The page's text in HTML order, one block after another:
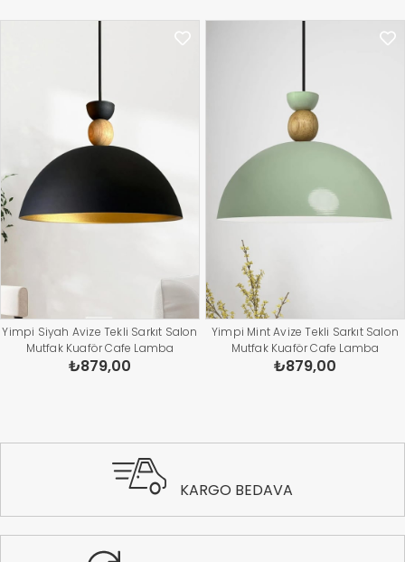
Yimpi Siyah Avize Tekli Sarkıt Salon
Mutfak Kuaför Cafe Lamba
Dekoratif Aydınlatma Pastane
₺879,00
Yimpi Mint Avize Tekli Sarkıt Salon
Mutfak Kuaför Cafe Lamba
Dekoratif Aydınlatma Pastane
₺879,00
KARGO BEDAVA